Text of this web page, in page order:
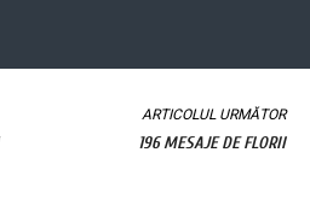
ARTICOLUL URMĂTOR
196 MESAJE DE FLORII